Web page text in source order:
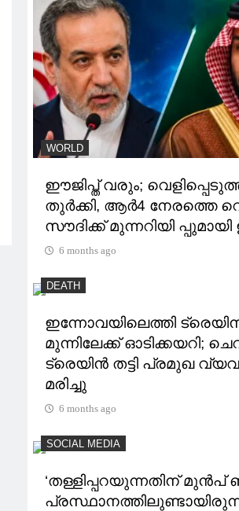
WORLD
ഈജിപ്ത് വരും;
തുര്‍ക്കി, ആര്‍4 നേരത്തെ
സൗദിക്ക് മുന്നറിയി
6 months ago
DEATH
ഇന്നോവയിലെത്തി
മുന്നിലേക്ക് ഓടിക്കയറി;
ട്രെയിൻ തട്ടി പ്രമുഖ
മരിച്ചു
6 months ago
SOCIAL MEDIA
‘തള്ളിപ്പറയുന്നതിന് മുന്‍പ്